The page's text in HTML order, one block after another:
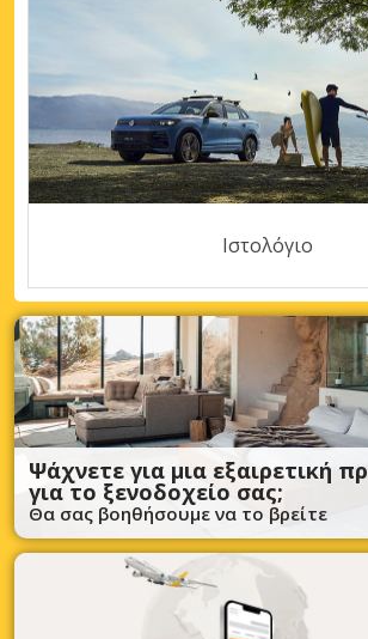
Ιστολόγιο
Ψάχνετε για μια εξαιρετική
για το ξενοδοχείο σας;
Θα σας βοηθήσουμε να το βρείτε